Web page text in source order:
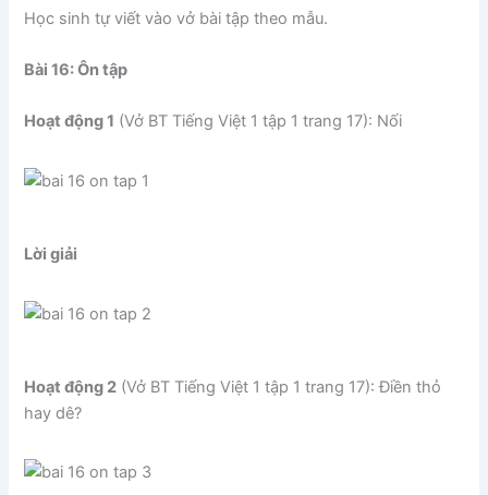
Học sinh tự viết vào vở bài tập theo mẫu.
Bài 16: Ôn tập
Hoạt động 1 (Vở BT Tiếng Việt 1 tập 1 trang 17): Nối
Lời giải
Hoạt động 2 (Vở BT Tiếng Việt 1 tập 1 trang 17): Điền thỏ
hay dê?